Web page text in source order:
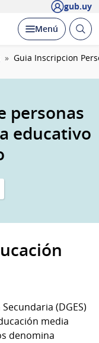
gub.uy
Desplegar
Menú Abrir
Guia Inscripcion
personas
educativo
(DGES)
media
denomina